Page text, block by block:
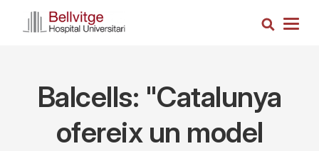
Cerca
Balcells: "Catalunya
ofereix un model